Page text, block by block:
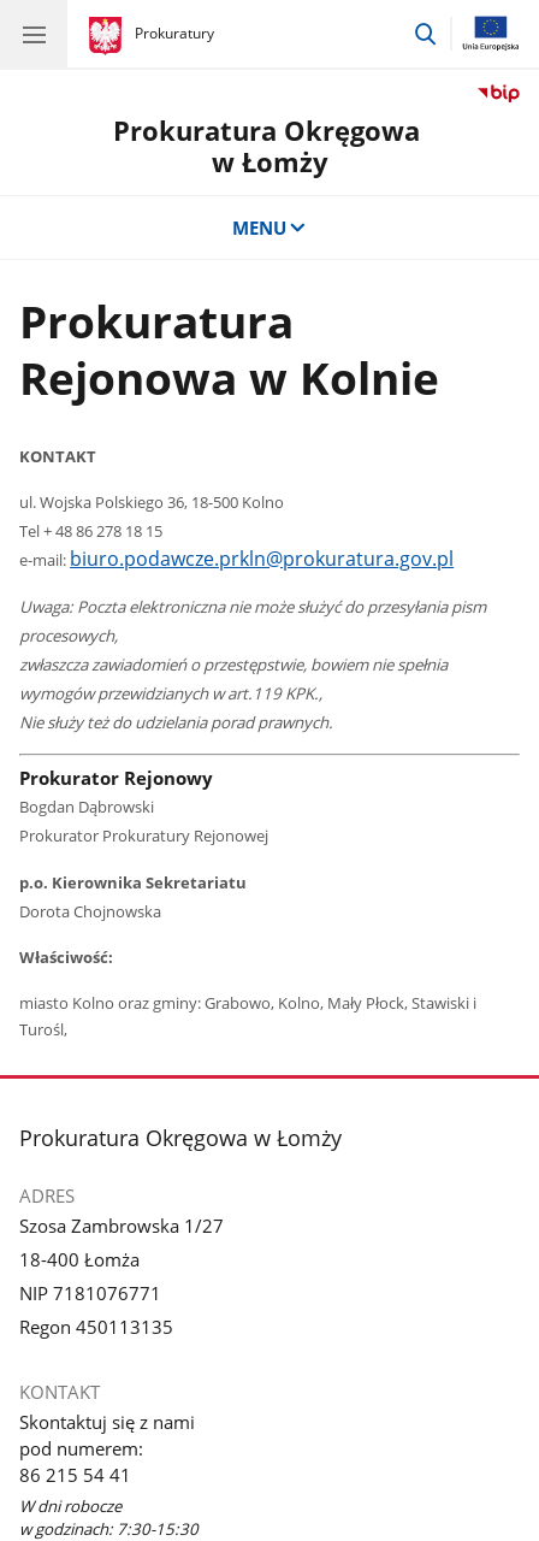
gov.pl
Prokuratury
gov.pl
Prokuratury
przejdź
Prokuratura Okręgowa
w Łomży
MENU
Prokuratura
Rejonowa w Kolnie
KONTAKT
ul. Wojska Polskiego 36, 18-500 Kolno
Tel + 48 86 278 18 15
e-mail: biuro.podawcze.prkln@prokuratura.gov.pl
Uwaga: Poczta elektroniczna nie może służyć do przesyłania pism
procesowych,
zwłaszcza zawiadomień o przestępstwie, bowiem nie spełnia
wymogów przewidzianych w art.119 KPK.,
Nie służy też do udzielania porad prawnych.
Prokurator Rejonowy
Bogdan Dąbrowski
Prokurator Prokuratury Rejonowej
p.o. Kierownika Sekretariatu
Dorota Chojnowska
Właściwość:
miasto Kolno oraz gminy: Grabowo, Kolno, Mały Płock, Stawiski i
Turośl,
stopka
Prokuratura Okręgowa w Łomży
ADRES
Szosa Zambrowska 1/27
18-400 Łomża
NIP 7181076771
Regon 450113135
KONTAKT
Skontaktuj się z nami
pod numerem:
86 215 54 41
W dni robocze
w godzinach: 7:30-15:30